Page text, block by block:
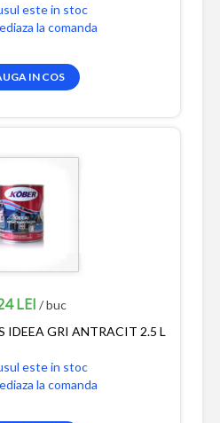
este in stoc
la comanda
IN COS
LEI / buc
IDEEA GRI ANTRACIT 2.5 L
este in stoc
la comanda